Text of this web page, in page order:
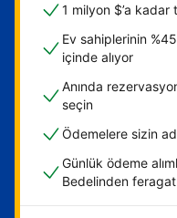
1 milyon $’a kadar
Ev sahiplerinin
içinde alıyor
Anında
seçin
Ödemelere sizin
Günlük ödeme
Bedelinden